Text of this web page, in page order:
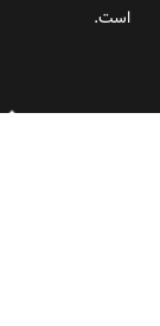
است.